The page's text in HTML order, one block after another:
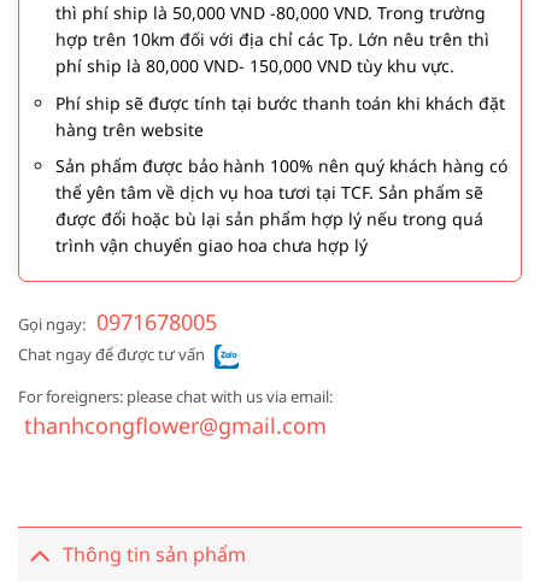
thì phí ship là 50,000 VND -80,000 VND. Trong trường
hợp trên 10km đối với địa chỉ các Tp. Lớn nêu trên thì
phí ship là 80,000 VND- 150,000 VND tùy khu vực.
Phí ship sẽ được tính tại bước thanh toán khi khách đặt
hàng trên website
Sản phẩm được bảo hành 100% nên quý khách hàng có
thể yên tâm về dịch vụ hoa tươi tại TCF. Sản phẩm sẽ
được đổi hoặc bù lại sản phẩm hợp lý nếu trong quá
trình vận chuyển giao hoa chưa hợp lý
Gọi ngay: 0971678005
Chat ngay để được tư vấn
For foreigners: please chat with us via email:
thanhcongflower@gmail.com
Thông tin sản phẩm